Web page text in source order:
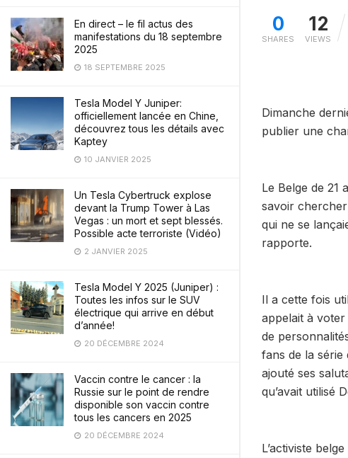
En direct – le fil actus des
manifestations du 18 septembre
2025
18 SEPTEMBRE 2025
Tesla Model Y Juniper:
officiellement lancée en Chine,
découvrez tous les détails avec
Kaptey
10 JANVIER 2025
Un Tesla Cybertruck explose
devant la Trump Tower à Las
Vegas : un mort et sept blessés.
Possible acte terroriste (Vidéo)
2 JANVIER 2025
Tesla Model Y 2025 (Juniper) :
Toutes les infos sur le SUV
électrique qui arrive en début
d’année!
20 DÉCEMBRE 2024
Vaccin contre le cancer : la
Russie sur le point de rendre
disponible son vaccin contre
tous les cancers en 2025
20 DÉCEMBRE 2024
0
SHARES
12
VIEWS
Dimanche
publier une
Le Belge de 21
savoir chercher
qui ne se
rapporte.
Il a cette fois
appelait à
de
fans de la série
ajouté ses
qu’avait utilisé
L’activiste